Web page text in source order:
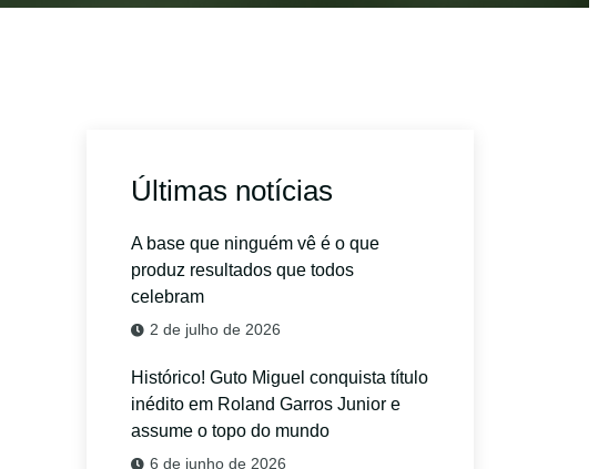
Últimas notícias
A base que ninguém vê é o que
produz resultados que todos
celebram
2 de julho de 2026
Histórico! Guto Miguel conquista título
inédito em Roland Garros Junior e
assume o topo do mundo
6 de junho de 2026